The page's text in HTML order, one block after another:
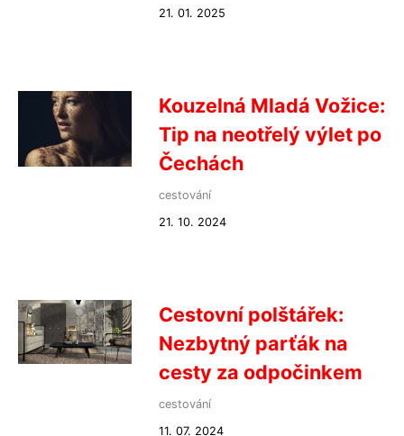
21. 01. 2025
Kouzelná Mladá Vožice:
Tip na neotřelý výlet po
Čechách
cestování
21. 10. 2024
Cestovní polštářek:
Nezbytný parťák na
cesty za odpočinkem
cestování
11. 07. 2024